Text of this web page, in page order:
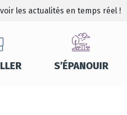
les actualités en temps réel !
S’ÉPANOUIR